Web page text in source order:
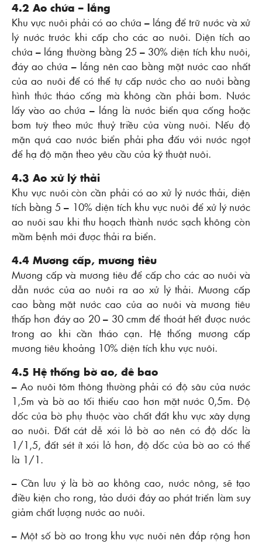
4.2 Ao chứa – lắng
Khu vực nuôi phải có ao chứa – lắng để trữ nước và xử
lý nước trước khi cấp cho các ao nuôi. Diện tích ao
chứa – lắng thường bằng 25 – 30% diện tích khu nuôi,
đáy ao chứa – lắng nên cao bằng mặt nước cao nhất
của ao nuôi để có thể tự cấp nước cho ao nuôi bằng
hình thức tháo cống mà không cần phải bơm. Nước
lấy vào ao chứa – lắng là nước biển qua cống hoặc
bơm tuỳ theo mức thuỷ triều của vùng nuôi. Nếu độ
mặn quá cao nước biển phải pha đấu với nước ngọt
để hạ độ mặn theo yêu cầu của kỹ thuật nuôi.
4.3 Ao xử lý thải
Khu vực nuôi còn cần phải có ao xử lý nước thải, diện
tích bằng 5 – 10% diện tích khu vực nuôi để xử lý nước
ao nuôi sau khi thu hoạch thành nước sạch không còn
mầm bệnh mới được thải ra biển.
4.4 Mương cấp, mương tiêu
Mương cấp và mương tiêu để cấp cho các ao nuôi và
dẫn nước của ao nuôi ra ao xử lý thải. Mương cấp
cao bằng mặt nước cao của ao nuôi và mương tiêu
thấp hơn đáy ao 20 – 30 cmm để thoát hết được nước
trong ao khi cần tháo cạn. Hệ thống mương cấp
mương tiêu khoảng 10% diện tích khu vực nuôi.
4.5 Hệ thống bờ ao, đê bao
– Ao nuôi tôm thông thường phải có độ sâu của nước
1,5m và bờ ao tối thiểu cao hơn mặt nước 0,5m. Ðộ
dốc của bờ phụ thuộc vào chất đất khu vực xây dựng
ao nuôi. Ðất cát dễ xói lở bờ ao nên có độ dốc là
1/1,5, đất sét ít xói lở hơn, độ dốc của bờ ao có thể
là 1/1.
– Cần lưu ý là bờ ao không cao, nước nông, sẽ tạo
điều kiện cho rong, tảo dưới đáy ao phát triển làm suy
giảm chất lượng nước ao nuôi.
– Một số bờ ao trong khu vực nuôi nên đắp rộng hơn